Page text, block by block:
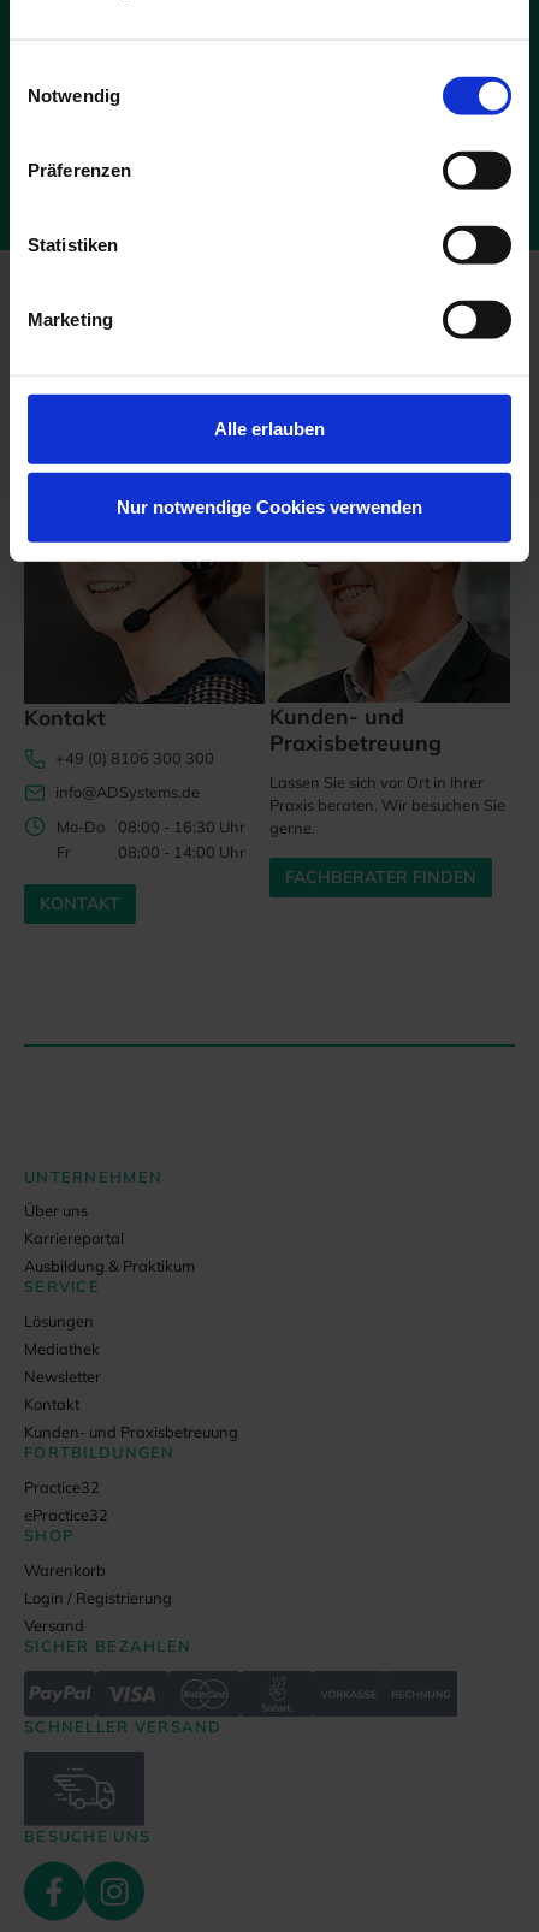
Notwendig
Präferenzen
Statistiken
Marketing
Alle erlauben
Nur notwendige Cookies verwenden
JETZT GUTSCHEIN SICHERN
Die Abmeldung ist jederzeit möglich. Es gelten die Bedingungen zum
Kontakt
+49 (0) 8106 300 300
info@ADSystems.de
Mo-Do
08:00 - 16:30 Uhr
Fr
08:00 - 14:00 Uhr
KONTAKT
Kunden- und
Praxisbetreuung
Lassen Sie sich vor Ort in Ihrer
Praxis beraten. Wir besuchen Sie
gerne.
FACHBERATER FINDEN
UNTERNEHMEN
Über uns
Karriereportal
Ausbildung & Praktikum
SERVICE
Lösungen
Mediathek
Newsletter
Kontakt
Kunden- und Praxisbetreuung
FORTBILDUNGEN
Practice32
ePractice32
SHOP
Warenkorb
Login / Registrierung
Versand
SICHER BEZAHLEN
SCHNELLER VERSAND
BESUCHE UNS